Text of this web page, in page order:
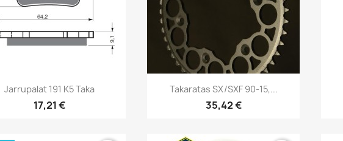
Pikakatselu
Jarrupalat 191 K5 Taka
17,21 €
Pikakatselu
Takaratas SX/SXF 90-15,...
35,42 €